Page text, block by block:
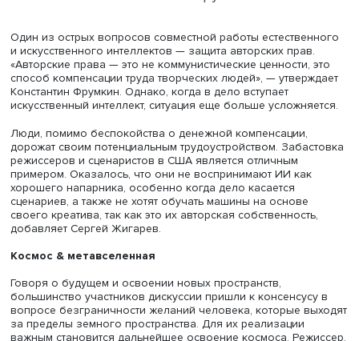
Константин Фрумкин
Один из острых вопросов совместной работы
и искусственного интеллектов — защита авторских
способ компенсации труда творческих людей», —
Константин Фрумкин. Однако, когда в дело вступает
искусственный интеллект, ситуация еще больше